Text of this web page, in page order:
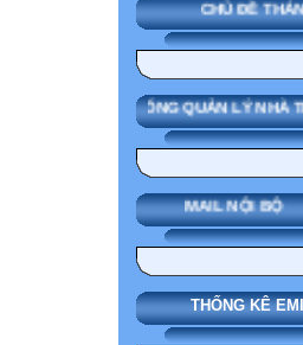
CHỦ ĐỀ
SMAS HỆ THỐNG QUẢN LÝ
MAIL NỘI BỘ
THỐNG KÊ